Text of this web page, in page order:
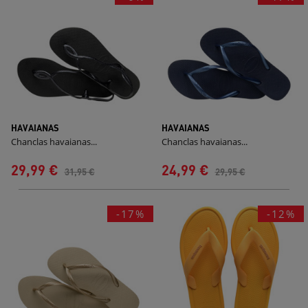
HAVAIANAS
Chanclas havaianas...
29,99 € 31,95 €
HAVAIANAS
Chanclas havaianas...
24,99 € 29,95 €
-17% -12%